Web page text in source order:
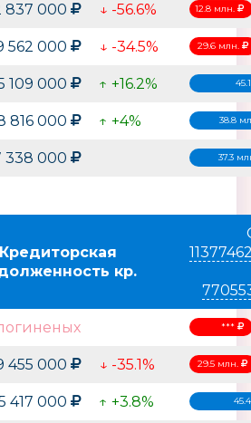
837 000 ↓ -56.6% 12.8 млн.
562 000 ↓ -34.5% 29.6 млн.
109 000 ↑ +16.2%
816 000 ↑ +4% 38.8
338 000 37.3
Кредиторская
кр.
***
455 000 ↓ -35.1% 29.5 млн.
417 000 ↑ +3.8%